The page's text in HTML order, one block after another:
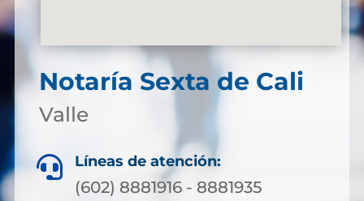
Notaría Sexta de Cali
Valle
 Líneas de atención:
(602) 8881916 - 8881935